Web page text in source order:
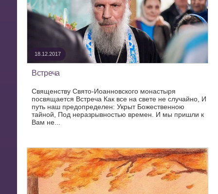
18.12.2017
Встреча
Священству Свято-Иоанновского монастыря
посвящается Встреча Как все на свете не случайно, И
путь наш предопределен: Укрыт Божественною
тайной, Под неразрывностью времен. И мы пришли к
Вам не...